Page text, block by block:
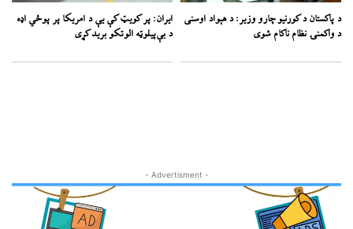
د پاکستان د کورنیو چارو وزیر: د هېواد اوسنی
د واکمنۍ نظام ناکام شوی
ایران: پر کویټ کې یې د امریکا پر پوځي اډه
د بې‌پیلوټه الوتکو برید کړی
- Advertisment -